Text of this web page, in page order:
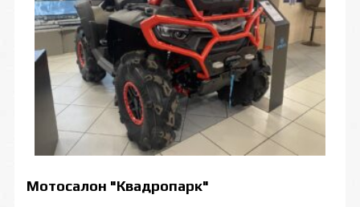
Мотосалон "Квадропарк"